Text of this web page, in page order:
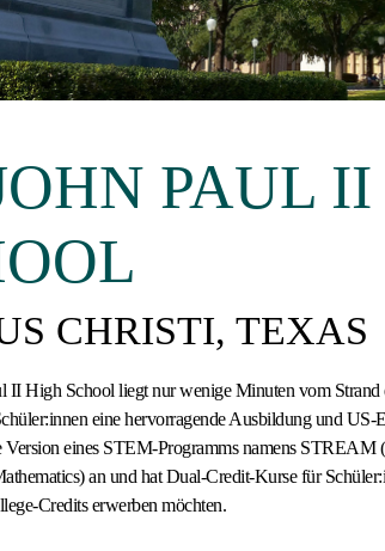
PAUL
CHRISTI, TEXAS
II High School liegt nur wenige Minuten vom Strand
eine hervorragende Ausbildung und US-
Version eines STEM-Programms namens STREAM
an und hat Dual-Credit-Kurse für
Credits erwerben möchten.